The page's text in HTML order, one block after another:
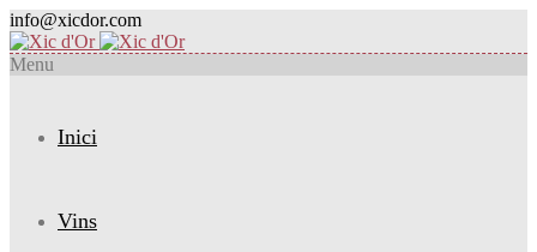
info@xicdor.com
Menu
Inici
Vins